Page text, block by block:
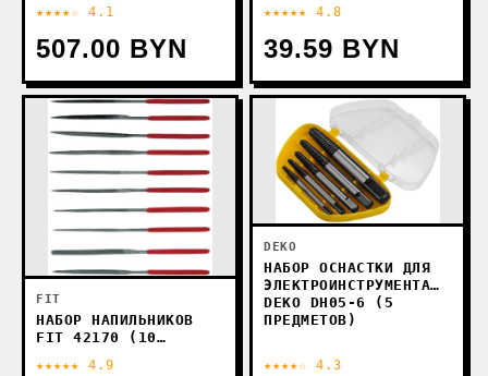
ПРЕДМЕТОВ)
★★★★☆ 4.1
507.00 BYN
★★★★★ 4.8
39.59 BYN
FIT
НАБОР НАПИЛЬНИКОВ
FIT 42170 (10
★★★★★ 4.9
DEKO
НАБОР ОСНАСТКИ ДЛЯ
ЭЛЕКТРОИНСТРУМЕНТА
DEKO DH05-6 (5
ПРЕДМЕТОВ)
★★★★☆ 4.3